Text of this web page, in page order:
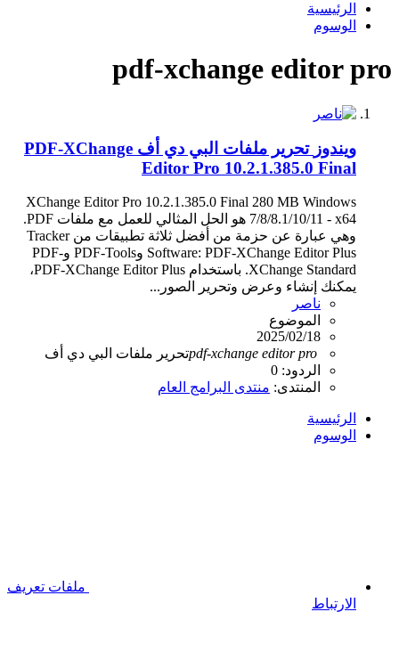
الرئيسية
الوسوم
pdf-xchange editor pro
ويندوز
تحرير ملفات البي دي أف PDF-XChange
Editor Pro 10.2.1.385.0 Final
XChange Editor Pro 10.2.1.385.0 Final 280 MB Windows
7/8/8.1/10/11 - x64 هو الحل المثالي للعمل مع ملفات PDF.
وهي عبارة عن حزمة من أفضل ثلاثة تطبيقات من Tracker
Software: PDF-XChange Editor Plus وPDF-Tools وPDF-
XChange Standard. باستخدام PDF-XChange Editor Plus،
يمكنك إنشاء وعرض وتحرير الصور...
ناصر
الموضوع
2025/02/18
pdf-xchange editor pro
تحرير ملفات البي دي أف
الردود: 0
المنتدى: منتدى البرامج العام
الرئيسية
الوسوم
ملفات تعريف
الارتباط